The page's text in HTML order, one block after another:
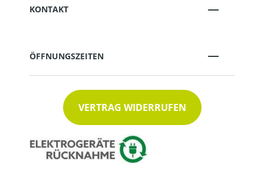
KONTAKT
ÖFFNUNGSZEITEN
VERTRAG WIDERRUFEN